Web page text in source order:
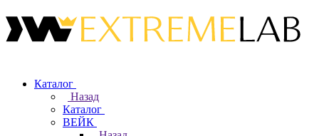
Каталог
Назад
Каталог
ВЕЙК